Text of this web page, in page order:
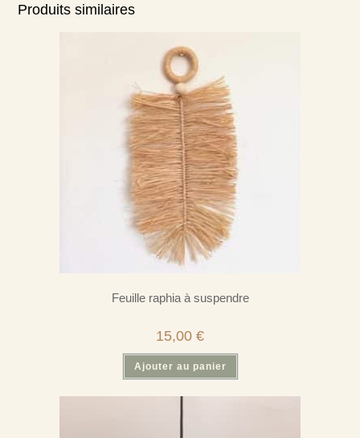
Produits similaires
Feuille raphia à suspendre
15,00 €
Ajouter au panier